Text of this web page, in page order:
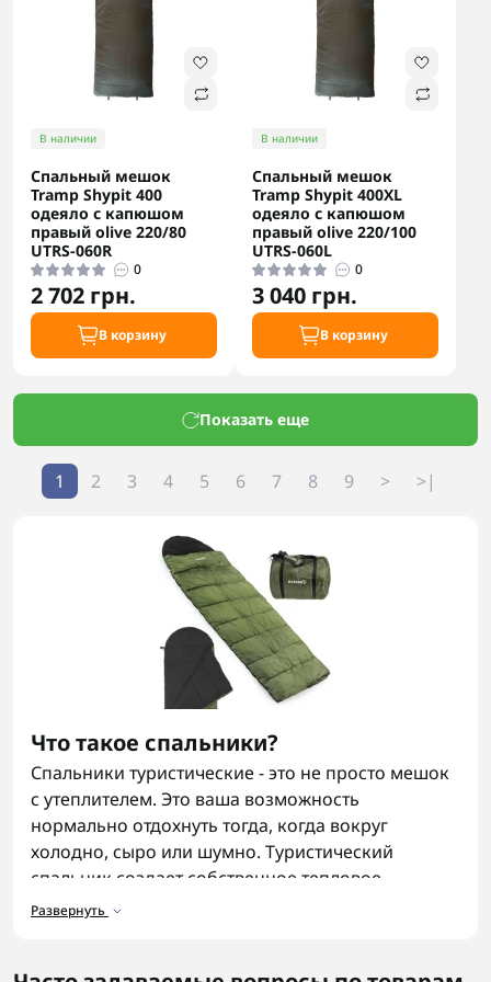
В наличии
Спальный мешок
Tramp Shypit 400
одеяло с капюшом
правый olive 220/80
UTRS-060R
0
2 702 грн.
В корзину
В наличии
Спальный мешок
Tramp Shypit 400XL
одеяло с капюшом
правый olive 220/100
UTRS-060L
0
3 040 грн.
В корзину
Показать еще
1 2 3 4 5 6 7 8 9 > >|
Что такое спальники?
Спальники туристические - это не просто мешок
с утеплителем. Это ваша возможность
нормально отдохнуть тогда, когда вокруг
холодно, сыро или шумно. Туристический
спальник создает собственное тепловое
пространство, в котором тело восстанавливается
Развернуть